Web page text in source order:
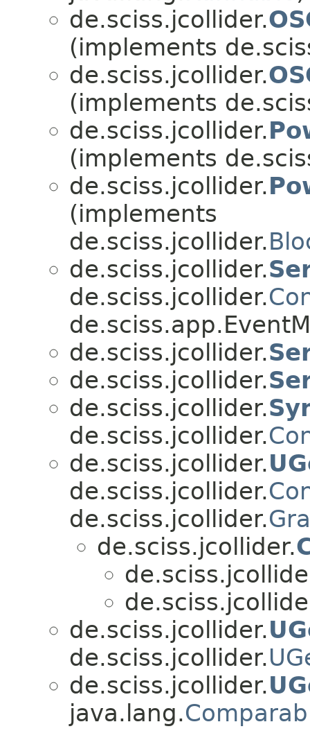
de.sciss.jcollider.
(implements
de.sciss.jcollider.
(implements
de.sciss.jcollider.
(implements
de.sciss.jcollider.
(implements
de.sciss.jcollider.
de.sciss.jcollider.
de.sciss.jcollider.
de.sciss.jcollider.
de.sciss.jcollider.
de.sciss.jcollider.
de.sciss.jcollider.
de.sciss.jcollider.
de.sciss.jcollider.
de.sciss.jcollider.
de.sciss.jcollider.
de.sciss.jcollider.
de.sciss.jcollider.
de.sciss.jcollider.
java.lang.